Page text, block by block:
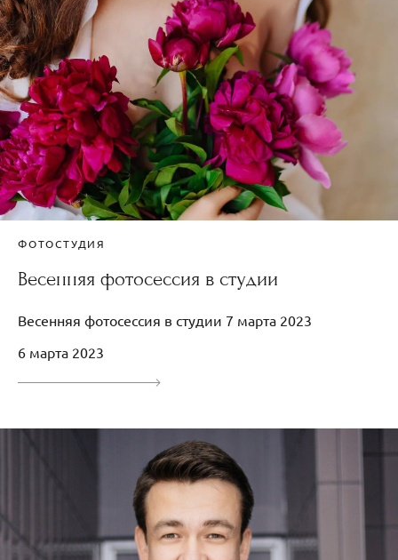
ФОТОСТУДИЯ
Весенняя фотосессия в студии
Весенняя фотосессия в студии 7 марта 2023
6 марта 2023